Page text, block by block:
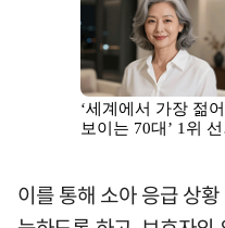
이를 통해 소아 응급 상